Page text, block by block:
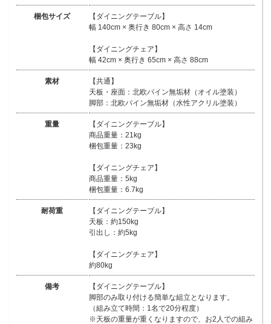
梱包サイズ
【ダイニングテーブル】
幅 140cm × 奥行き 80cm × 高さ 14cm
【ダイニングチェア】
幅 42cm × 奥行き 65cm × 高さ 88cm
素材
【共通】
天板・座面：北欧パイン無垢材（オイル塗装）
脚部：北欧パイン無垢材（水性アクリル塗装）
重量
【ダイニングテーブル】
商品重量：21kg
梱包重量：23kg
【ダイニングチェア】
商品重量：5kg
梱包重量：6.7kg
耐荷重
【ダイニングテーブル】
天板：約150kg
引出し：約5kg
【ダイニングチェア】
約80kg
備考
【ダイニングテーブル】
脚部のみ取り付ける簡単な組立となります。
（組み立て時間：1名で20分程度）
※天板の重量が重くなりますので、お2人での組み